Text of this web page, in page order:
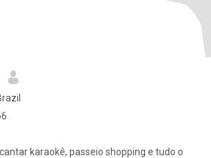
karaokê, passeio shopping e tudo o